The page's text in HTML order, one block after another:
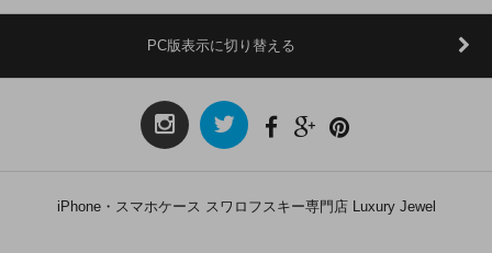
PC版表示に切り替える
iPhone・スマホケース スワロフスキー専門店 Luxury Jewel